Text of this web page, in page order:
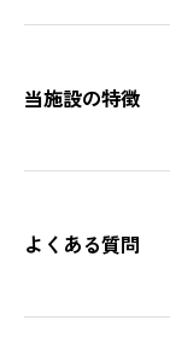
当施設の特徴
よくある質問